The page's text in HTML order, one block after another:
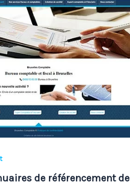
de référencement de